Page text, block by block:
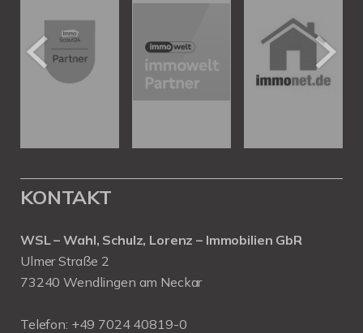
KONTAKT
WSL – Wahl, Schulz, Lorenz – Immobilien GbR
Ulmer Straße 2
73240 Wendlingen am Neckar
Telefon: +49 7024 40819-0